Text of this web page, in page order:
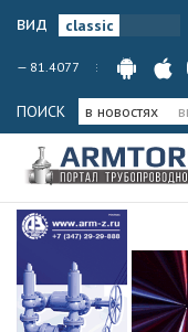
вид
— 81.4077
ПОИСК в новостях